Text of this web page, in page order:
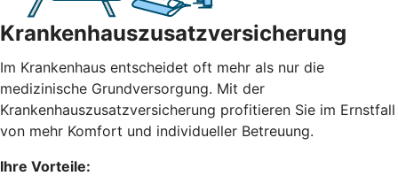
Krankenhauszusatzversicherung
Im Krankenhaus entscheidet oft mehr als nur die
medizinische Grundversorgung. Mit der
Krankenhauszusatzversicherung profitieren Sie im Ernstfall
von mehr Komfort und individueller Betreuung.
Ihre Vorteile: